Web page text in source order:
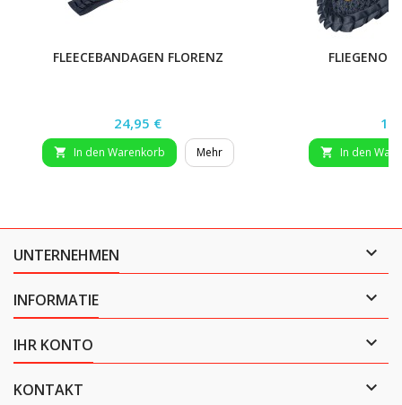
FLEECEBANDAGEN FLORENZ
Preis
24,95 €
 In den Warenkorb Mehr  In den
UNTERNEHMEN 
INFORMATIE 
IHR KONTO 
KONTAKT 